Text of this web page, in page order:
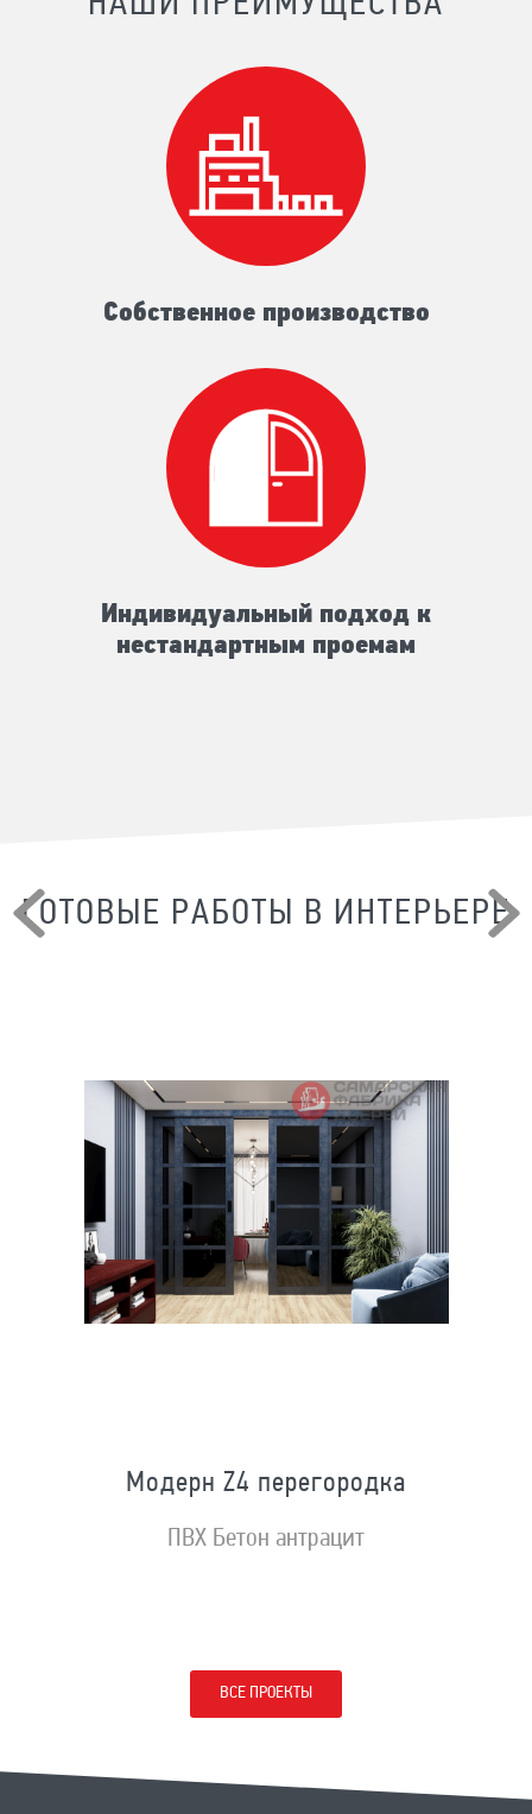
Собственное производство
Индивидуальный подход к
нестандартным проемам
ГОТОВЫЕ РАБОТЫ В ИНТЕРЬЕРЕ
Модерн Z4 перегородка
ПВХ Бетон антрацит
ВСЕ ПРОЕКТЫ